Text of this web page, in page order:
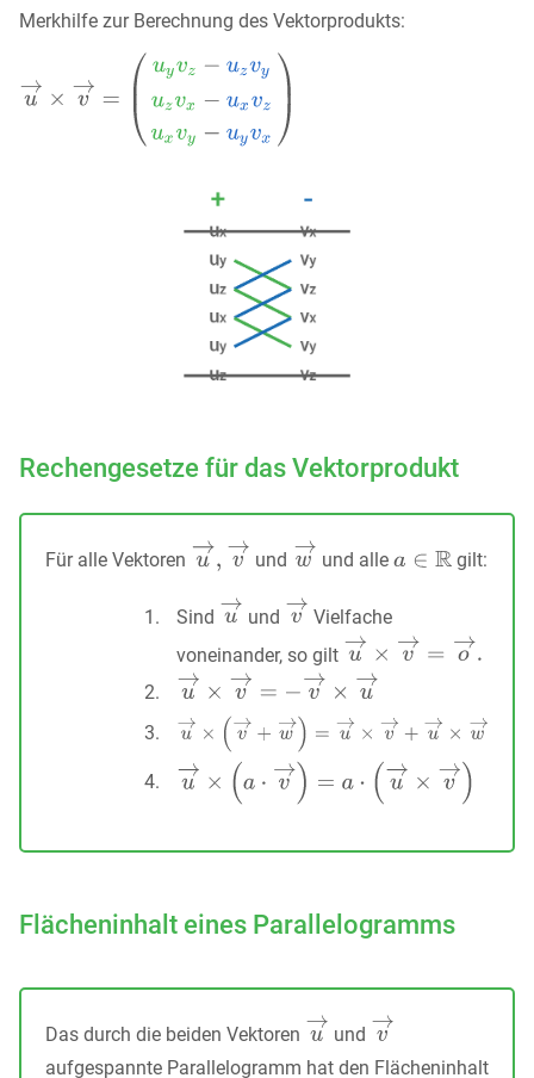
Merkhilfe zur Berechnung des Vektorprodukts:
Rechengesetze für das Vektorprodukt
Für alle Vektoren und und alle gilt:
Sind und
Vielfache
voneinander, so gilt
Flächeninhalt eines Parallelogramms
Das durch die beiden Vektoren
und
aufgespannte Parallelogramm hat den Flächeninhalt